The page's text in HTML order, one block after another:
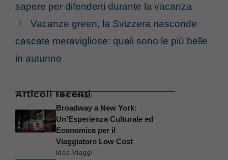
sapere per difenderti durante la vacanza
Vacanze green, la Svizzera nasconde
cascate meravigliose: quali sono le più belle
in autunno
Articoli recenti
Idee Viaggi
Broadway a New York:
Un’Esperienza Culturale ed
Economica per il
Viaggiatore Low Cost
Idee Viaggi